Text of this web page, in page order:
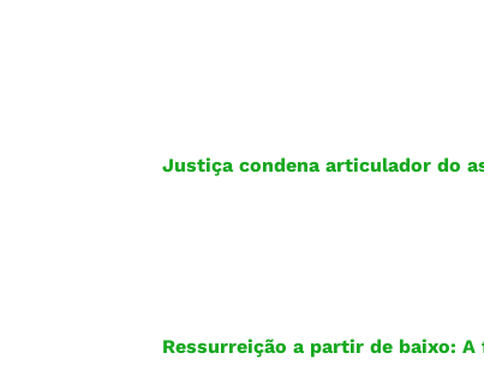
Justiça condena articulador do
Ressurreição a partir de baixo: